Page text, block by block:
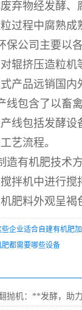
弃物经发酵
过程中腐熟成
保公司主要以
辊挤压造粒机
产品远销国内
线包含了以畜
线包括发酵设
艺流程。
造有机肥技术
拌机中进行
肥料外观呈褐
企业适合自建有机肥加
都需要哪些设备
抛机：**发酵，助